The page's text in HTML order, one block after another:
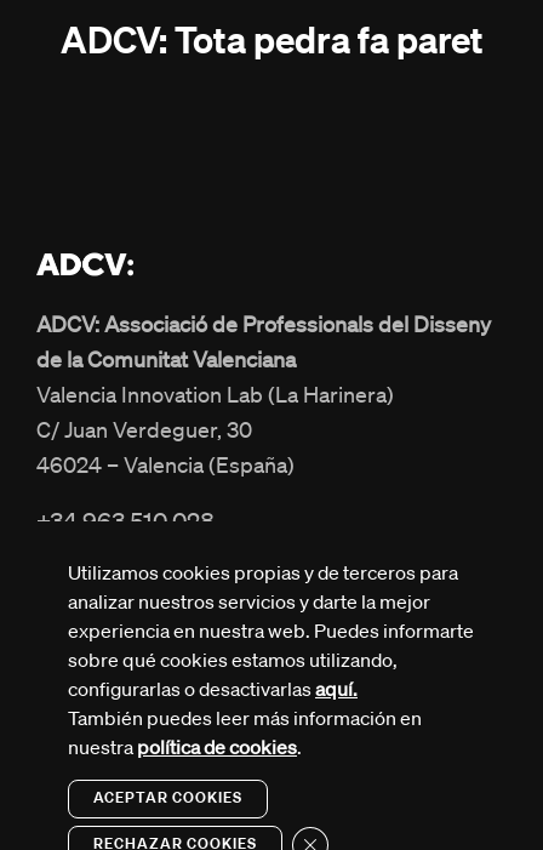
ADCV: Tota pedra fa paret
ADCV: Associació de Professionals del Disseny
de la Comunitat Valenciana
Valencia Innovation Lab (La Harinera)
C/ Juan Verdeguer, 30
46024 – Valencia (España)
+34 963 510 028
info@adcv.com
Todos los derechos reservados © ADCV
Design by Nectar
Utilizamos cookies propias y de terceros para
analizar nuestros servicios y darte la mejor
experiencia en nuestra web. Puedes informarte
sobre qué cookies estamos utilizando,
configurarlas o desactivarlasaquí.
También puedes leer más información en
nuestra política de cookies.
ACEPTAR COOKIES
RECHAZAR COOKIES Cerrar el banner de cookies